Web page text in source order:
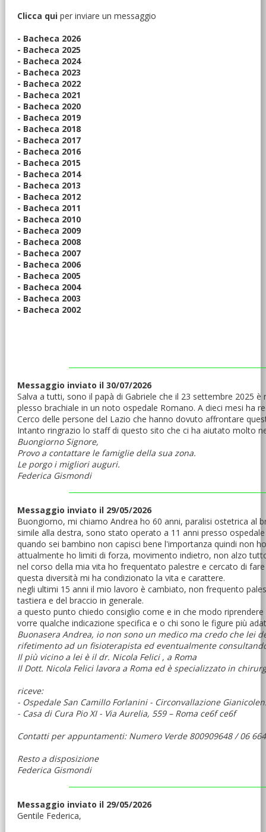
Clicca quiper inviare un messaggio
- Bacheca 2026
- Bacheca 2025
- Bacheca 2024
- Bacheca 2023
- Bacheca 2022
- Bacheca 2021
- Bacheca 2020
- Bacheca 2019
- Bacheca 2018
- Bacheca 2017
- Bacheca 2016
- Bacheca 2015
- Bacheca 2014
- Bacheca 2013
- Bacheca 2012
- Bacheca 2011
- Bacheca 2010
- Bacheca 2009
- Bacheca 2008
- Bacheca 2007
- Bacheca 2006
- Bacheca 2005
- Bacheca 2004
- Bacheca 2003
- Bacheca 2002
Messaggio inviato il 30/07/2026
Salva a tutti, sono il papà di Gabriele che il 23 settembre 2025
plesso brachiale in un noto ospedale Romano. A dieci mesi ha
Cerco delle persone del Lazio che hanno dovuto affrontare
Intanto ringrazio lo staff di questo sito che ci ha aiutato molto
Buongiorno Signore,
Provo a contattare le famiglie della sua zona.
Le porgo i migliori auguri.
Federica Gismondi
Messaggio inviato il 29/05/2026
Buongiorno, mi chiamo Andrea ho 60 anni, paralisi ostetrica al
simile alla destra, sono stato operato a 11 anni presso
quando sei bambino non capisci bene l'importanza quindi non
attualmente ho limiti di forza, movimento indietro, non alzo
nel corso della mia vita ho frequentato palestre e cercato di
questa diversità mi ha condizionato la vita e carattere.
negli ultimi 15 anni il mio lavoro è cambiato, non frequento
tastiera e del braccio in generale.
a questo punto chiedo consiglio come e in che modo
vorre qualche indicazione specifica e o chi sono le figure più
Buonasera Andrea, io non sono un medico ma credo che
rifetimento ad un fisioterapista ed eventualmente
Il più vicino a lei è il dr. Nicola Felici , a Roma
Il Dott. Nicola Felici lavora a Roma ed è specializzato in
riceve:
- Ospedale San Camillo Forlanini - Circonvallazione
- Casa di Cura Pio XI - Via Aurelia, 559 – Roma ce6f ce6f
Contatti per appuntamenti: Numero Verde 800909648 / 06
Resto a disposizione
Federica Gismondi
Messaggio inviato il 29/05/2026
Gentile Federica,